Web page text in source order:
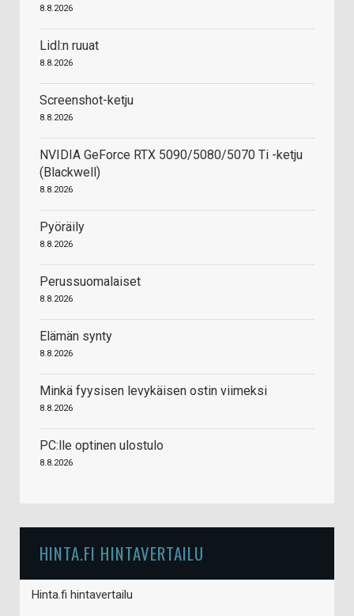
8.8.2026
Lidl:n ruuat
8.8.2026
Screenshot-ketju
8.8.2026
NVIDIA GeForce RTX 5090/5080/5070 Ti -ketju
(Blackwell)
8.8.2026
Pyöräily
8.8.2026
Perussuomalaiset
8.8.2026
Elämän synty
8.8.2026
Minkä fyysisen levykäisen ostin viimeksi
8.8.2026
PC:lle optinen ulostulo
8.8.2026
HINTA.FI HINTAVERTAILU
Hinta.fi hintavertailu